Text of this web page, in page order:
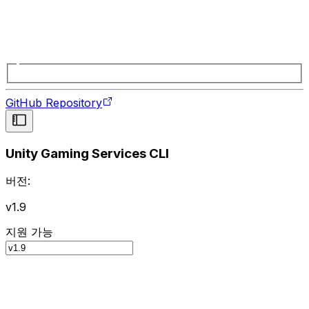
GitHub Repository
Unity Gaming Services CLI
버전:
v1.9
지원 가능